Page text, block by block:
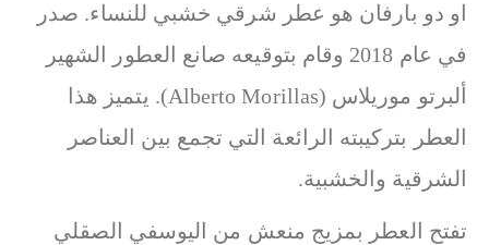
او دو بارفان هو عطر شرقي خشبي للنساء. صدر
في عام 2018 وقام بتوقيعه صانع العطور الشهير
ألبرتو موريلاس (Alberto Morillas). يتميز هذا
العطر بتركيبته الرائعة التي تجمع بين العناصر
الشرقية والخشبية.
تفتح العطر بمزيج منعش من اليوسفي الصقلي